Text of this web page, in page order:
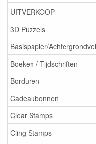
UITVERKOOP
3D Puzzels
Basispapier/Achtergrondvel
Boeken / Tijdschriften
Borduren
Cadeaubonnen
Clear Stamps
Cling Stamps